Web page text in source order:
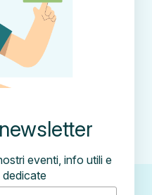
eventi, info utili e